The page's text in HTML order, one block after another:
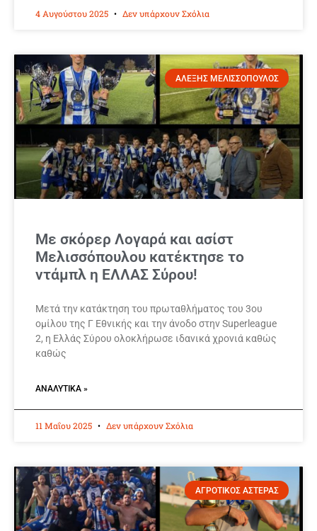
4 Αυγούστου 2025 Δεν υπάρχουν Σχόλια
ΑΛΕΞΗΣ ΜΕΛΙΣΣΟΠΟΥΛΟΣ
Με σκόρερ Λογαρά και ασίστ
Μελισσόπουλου κατέκτησε το
ντάμπλ η ΕΛΛΑΣ Σύρου!
Μετά την κατάκτηση του πρωταθλήματος του 3ου
ομίλου της Γ Εθνικής και την άνοδο στην Superleague
2, η Ελλάς Σύρου ολοκλήρωσε ιδανικά χρονιά καθώς
καθώς
ΑΝΑΛΥΤΙΚΆ »
11 Μαΐου 2025 Δεν υπάρχουν Σχόλια
ΑΓΡΟΤΙΚΟΣ ΑΣΤΕΡΑΣ